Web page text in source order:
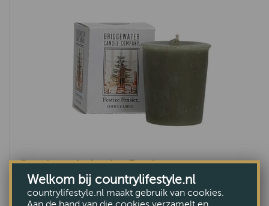
Geurkaarsje festive Frasier
€2,85
Welkom bij countrylifestyle.nl
countrylifestyle.nl maakt gebruik van cookies.